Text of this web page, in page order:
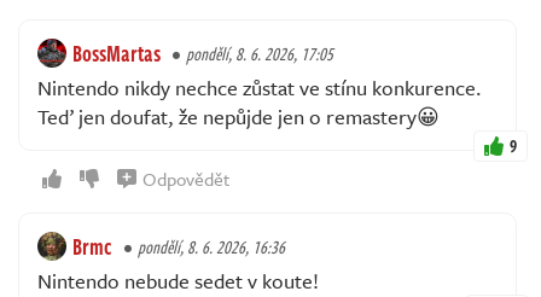
BossMartas pondělí, 8. 6. 2026, 17:05
Nintendo nikdy nechce zůstat ve stínu konkurence.
Teď jen doufat, že nepůjde jen o remastery😀
9
Odpovědět
Brmc pondělí, 8. 6. 2026, 16:36
Nintendo nebude sedet v koute!